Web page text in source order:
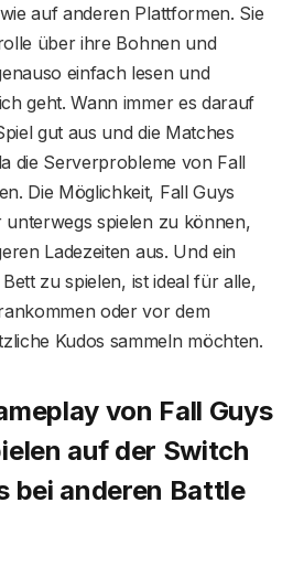
auf anderen Plattformen. Sie
über ihre Bohnen und
einfach lesen und
geht. Wann immer es darauf
gut aus und die Matches
die Serverprobleme von Fall
Die Möglichkeit, Fall Guys
unterwegs spielen zu können,
Ladezeiten aus. Und ein
zu spielen, ist ideal für alle,
oder vor dem
Kudos sammeln möchten.
von Fall Guys
auf der Switch
bei anderen Battle